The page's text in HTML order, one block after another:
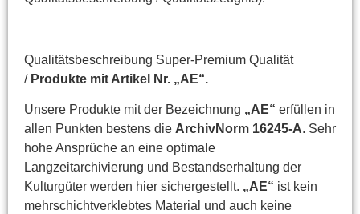
Qualitätsbeschreibung Super-Premium Qualität
/ Produkte mit Artikel Nr. „AE“.
Unsere Produkte mit der Bezeichnung „AE“ erfüllen in
allen Punkten bestens die ArchivNorm 16245-A. Sehr
hohe Ansprüche an eine optimale
Langzeitarchivierung und Bestandserhaltung der
Kulturgüter werden hier sichergestellt. „AE“ ist kein
mehrschichtverklebtes Material und auch keine